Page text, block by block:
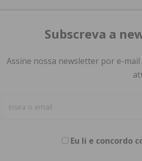
Subscreva a
Assine nossa newsletter por e-
Eu li e concordo